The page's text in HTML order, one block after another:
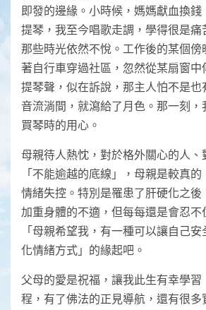
即發的邊緣。小時候，媽媽獻血換
提琴，我至今唱歌走調，學得很是痛
那些時光依然不悅。工作後的某個傍
著自行車穿過社區，忽然從某扇窗
提琴聲，似在訴說，那主人怕不是也
音流淌間，就瀉給了月色。那一刻
買琴時的用心。
母親待人熱忱，對於格外關心的人
「不能逾越的底線」，母親是較真
情緒失控。特別是罹患了肝硬化之後
加重身體的不適，但每每還是會忍不
「母親希望我，有一種可以讓自己
化情緒方式」的緣起吧。
父母的愛是祝福，讓我此生有幸學習
程，有了佛法的正見導航，還有很多